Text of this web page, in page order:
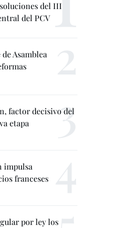
del III
del PCV
Asamblea
factor decisivo del
etapa
impulsa
franceses
por ley los